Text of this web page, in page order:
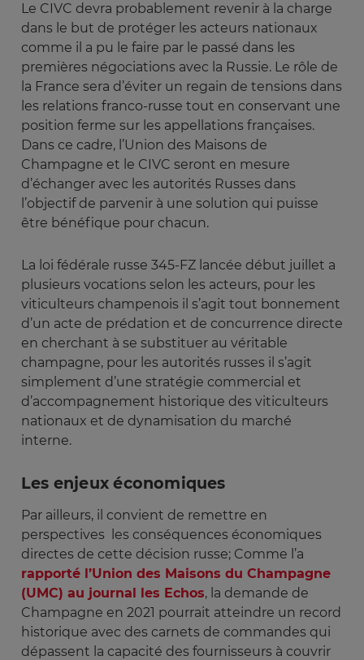
Le CIVC devra probablement revenir à la charge
dans le but de protéger les acteurs nationaux
comme il a pu le faire par le passé dans les
premières négociations avec la Russie. Le rôle de
la France sera d’éviter un regain de tensions dans
les relations franco-russe tout en conservant une
position ferme sur les appellations françaises.
Dans ce cadre, l’Union des Maisons de
Champagne et le CIVC seront en mesure
d’échanger avec les autorités Russes dans
l’objectif de parvenir à une solution qui puisse
être bénéfique pour chacun.
La loi fédérale russe 345-FZ lancée début juillet a
plusieurs vocations selon les acteurs, pour les
viticulteurs champenois il s’agit tout bonnement
d’un acte de prédation et de concurrence directe
en cherchant à se substituer au véritable
champagne, pour les autorités russes il s’agit
simplement d’une stratégie commercial et
d’accompagnement historique des viticulteurs
nationaux et de dynamisation du marché
interne.
Les enjeux économiques
Par ailleurs, il convient de remettre en
perspectives les conséquences économiques
directes de cette décision russe; Comme l’a
rapporté l’Union des Maisons du Champagne
(UMC) au journal les Echos, la demande de
Champagne en 2021 pourrait atteindre un record
historique avec des carnets de commandes qui
dépassent la capacité des fournisseurs à couvrir